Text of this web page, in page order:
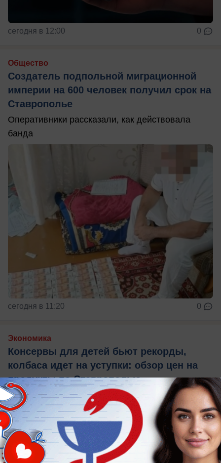
сегодня в 12:00 0
Общество
Создатель подпольной миграционной
империи на 600 человек получил срок на
Ставрополье
Оперативники рассказали, как действовала
банда
сегодня в 11:20 0
Экономика
Консервы для детей бьют рекорды,
колбаса идет на уступки: обзор цен на
продукты по Ставрополью
Фиксируем прайс